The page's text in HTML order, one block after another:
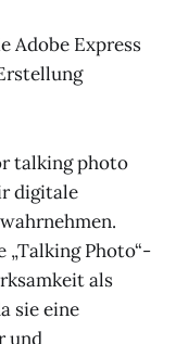
Adobe Express
talking photo
digitale
„Talking Photo“-
als
sie eine
und